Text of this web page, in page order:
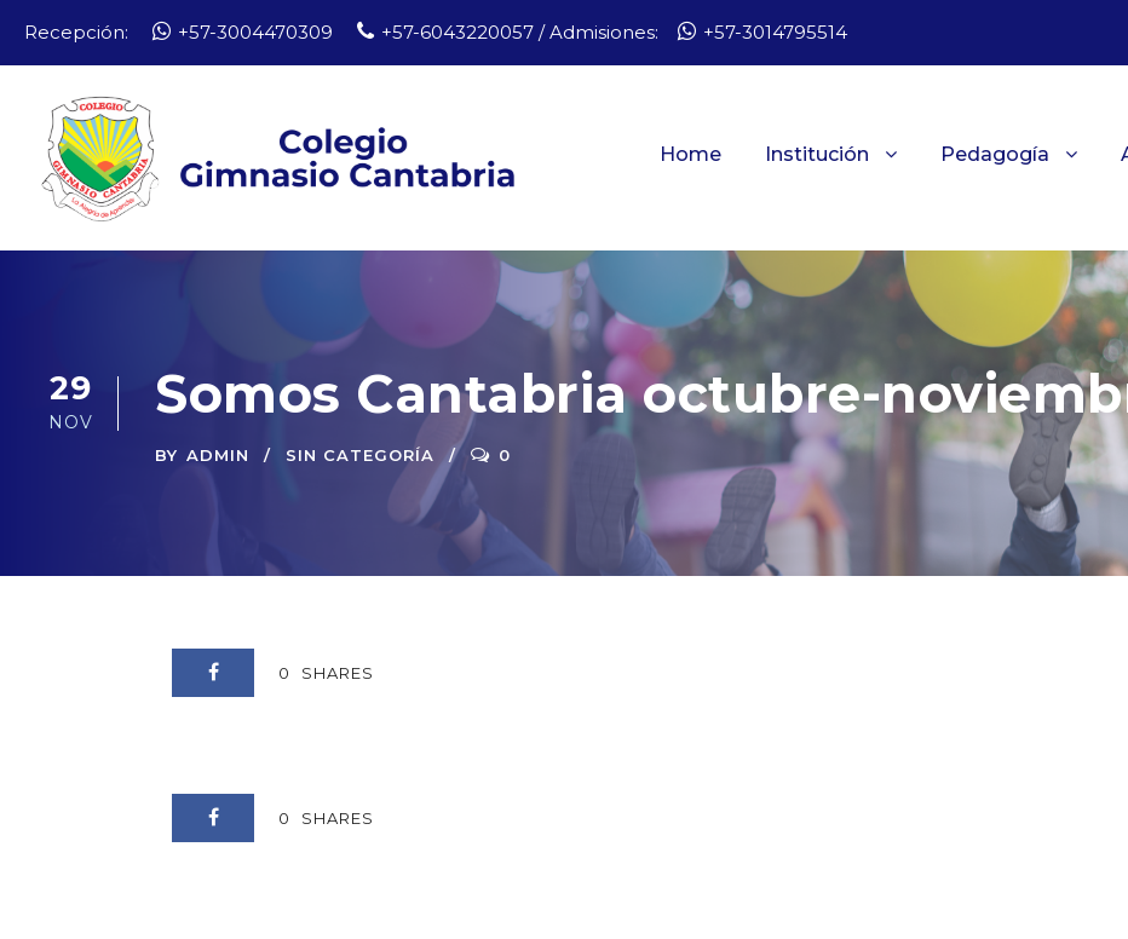
Recepción: +57-3004470309 +57-6043220057 / Admisiones: +57-3014795514
Home Institución Pedagogía
29
NOV Somos Cantabria octubre-
BY ADMIN SIN CATEGORÍA 0
0 SHARES
0 SHARES